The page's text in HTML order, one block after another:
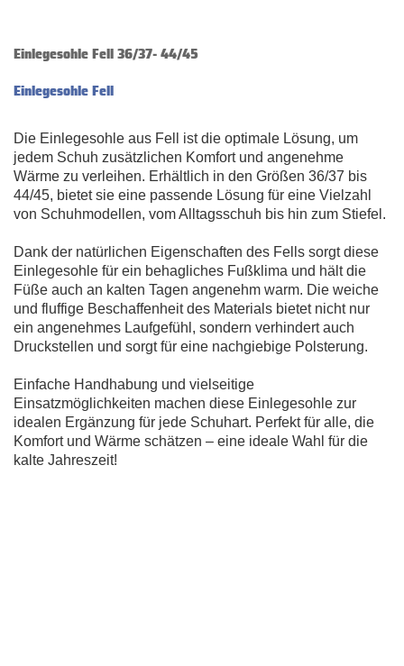
Einlegesohle Fell 36/37- 44/45
Einlegesohle Fell
Die Einlegesohle aus Fell ist die optimale Lösung, um
jedem Schuh zusätzlichen Komfort und angenehme
Wärme zu verleihen. Erhältlich in den Größen 36/37 bis
44/45, bietet sie eine passende Lösung für eine Vielzahl
von Schuhmodellen, vom Alltagsschuh bis hin zum Stiefel.
Dank der natürlichen Eigenschaften des Fells sorgt diese
Einlegesohle für ein behagliches Fußklima und hält die
Füße auch an kalten Tagen angenehm warm. Die weiche
und fluffige Beschaffenheit des Materials bietet nicht nur
ein angenehmes Laufgefühl, sondern verhindert auch
Druckstellen und sorgt für eine nachgiebige Polsterung.
Einfache Handhabung und vielseitige
Einsatzmöglichkeiten machen diese Einlegesohle zur
idealen Ergänzung für jede Schuhart. Perfekt für alle, die
Komfort und Wärme schätzen – eine idea e Wah für die
ka te Jahreszeit!